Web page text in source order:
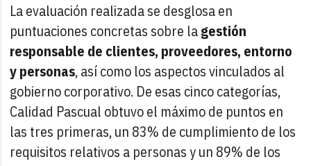
La evaluación realizada se desglosa en
puntuaciones concretas sobre lagestión
responsable de clientes, proveedores, entorno
y personas, así como los aspectos vinculados al
gobierno corporativo. De esas cinco categorías,
Calidad Pascual obtuvo el máximo de puntos en
las tres primeras, un 83% de cumplimiento de los
requisitos relativos a personas y un 89% de los